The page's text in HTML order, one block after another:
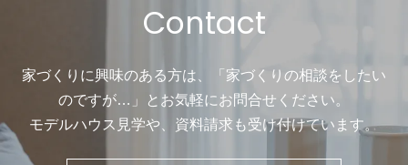
Contact
家づくりに興味のある方は、「家づくりの相談をしたい
のですが…」と お気軽にお問合せください。
モデルハウス見学や、資料請求も受け付けています。